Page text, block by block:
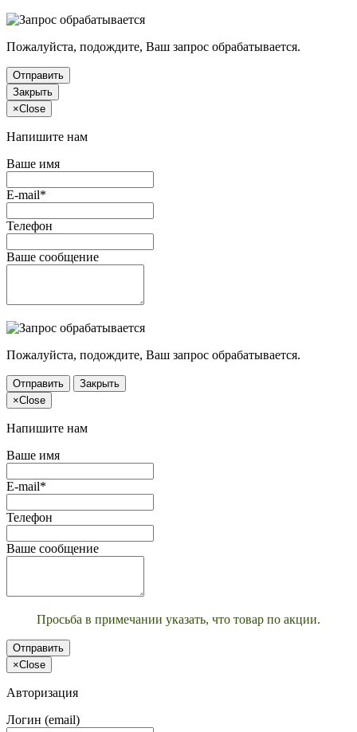
Пожалуйста, подождите, Ваш запрос обрабатывается.
Отправить
Закрыть
×Close
Напишите нам
Ваше имя
E-mail*
Телефон
Ваше сообщение
Пожалуйста, подождите, Ваш запрос обрабатывается.
Отправить
Закрыть
×Close
Напишите нам
Ваше имя
E-mail*
Телефон
Ваше сообщение
Просьба в примечании указать, что товар по акции.
Отправить
×Close
Авторизация
Логин (email)